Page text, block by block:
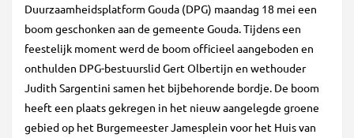
Duurzaamheidsplatform Gouda (DPG) maandag 18 mei een
boom geschonken aan de gemeente Gouda. Tijdens een
feestelijk moment werd de boom officieel aangeboden en
onthulden DPG-bestuurslid Gert Olbertijn en wethouder
Judith Sargentini samen het bijbehorende bordje. De boom
heeft een plaats gekregen in het nieuw aangelegde groene
gebied op het Burgemeester Jamesplein voor het Huis van